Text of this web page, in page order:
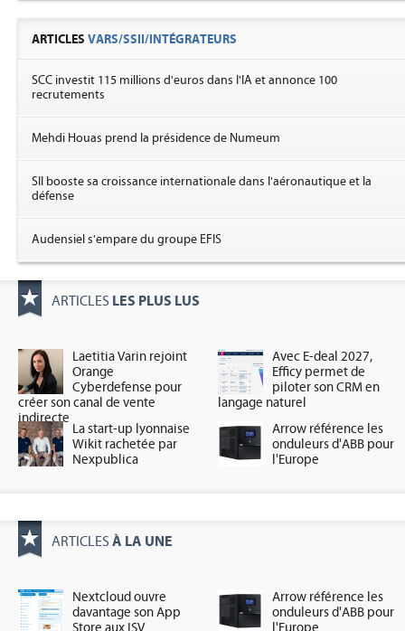
ARTICLES VARS/SSII/INTÉGRATEURS
SCC investit 115 millions d'euros dans l'IA et annonce 100
recrutements
Mehdi Houas prend la présidence de Numeum
SII booste sa croissance internationale dans l'aéronautique et la
défense
Audensiel s'empare du groupe EFIS
ARTICLES LES PLUS LUS
Laetitia Varin rejoint
Orange
Cyberdefense pour
créer son canal de vente
indirecte
Avec E-deal 2027,
Efficy permet de
piloter son CRM en
langage naturel
La start-up lyonnaise
Wikit rachetée par
Nexpublica
Arrow référence les
onduleurs d'ABB pour
l'Europe
ARTICLES À LA UNE
Nextcloud ouvre
davantage son App
Store aux ISV
Arrow référence les
onduleurs d'ABB pour
l'Europe